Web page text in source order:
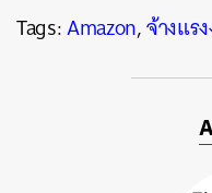
Tags:Amazon,จ้างแร